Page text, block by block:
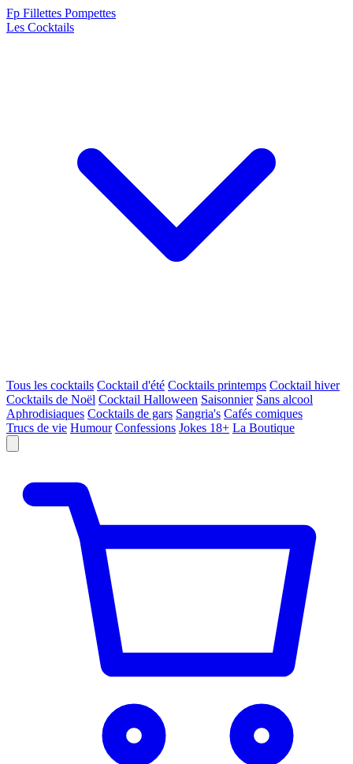
Fp Fillettes Pompettes
Les Cocktails
Tous les cocktails Cocktail d'été Cocktails printemps Cocktail hiver
Cocktails de Noël Cocktail Halloween Saisonnier Sans alcool
Aphrodisiaques Cocktails de gars Sangria's Cafés comiques
Trucs de vie Humour Confessions Jokes 18+ La Boutique